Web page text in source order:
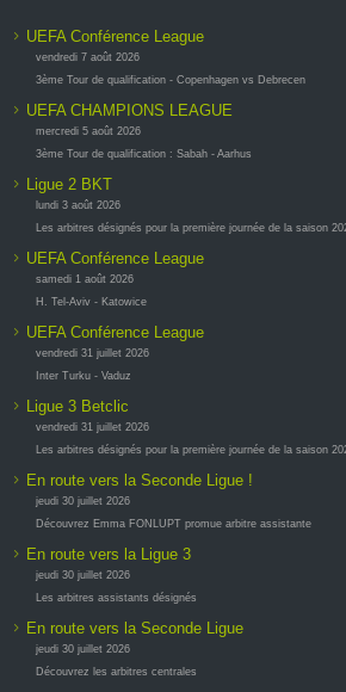
UEFA Conférence League
vendredi 7 août 2026
3ème Tour de qualification - Copenhagen vs Debrecen
UEFA CHAMPIONS LEAGUE
mercredi 5 août 2026
3ème Tour de qualification : Sabah - Aarhus
Ligue 2 BKT
lundi 3 août 2026
Les arbitres désignés pour la première journée de la saison
UEFA Conférence League
samedi 1 août 2026
H. Tel-Aviv - Katowice
UEFA Conférence League
vendredi 31 juillet 2026
Inter Turku - Vaduz
Ligue 3 Betclic
vendredi 31 juillet 2026
Les arbitres désignés pour la première journée de la saison
En route vers la Seconde Ligue !
jeudi 30 juillet 2026
Découvrez Emma FONLUPT promue arbitre assistante
En route vers la Ligue 3
jeudi 30 juillet 2026
Les arbitres assistants désignés
En route vers la Seconde Ligue
jeudi 30 juillet 2026
Découvrez les arbitres centrales